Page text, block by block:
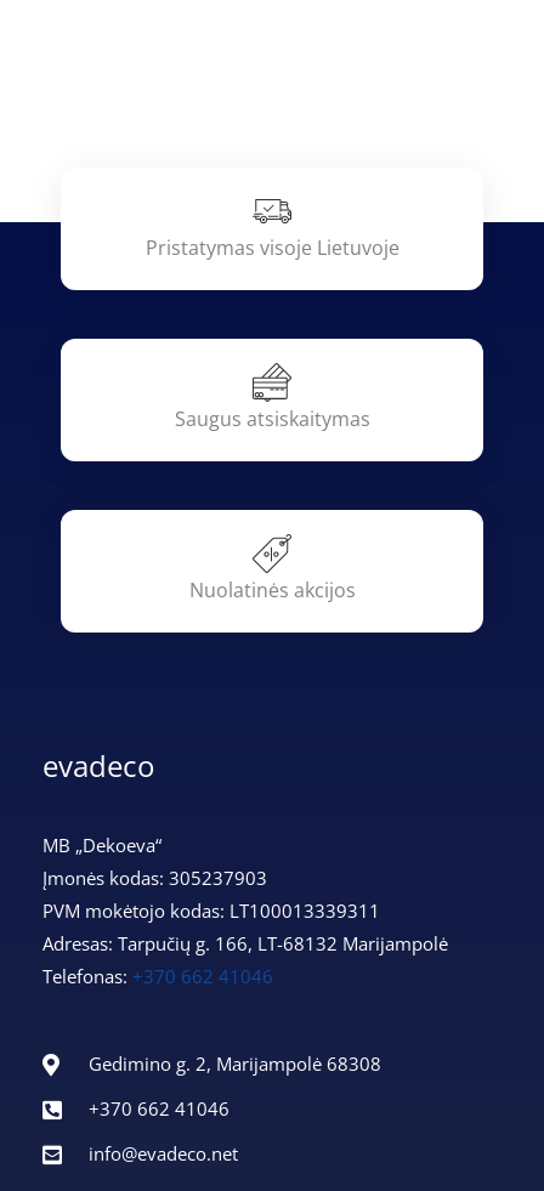
Pristatymas visoje Lietuvoje
Saugus atsiskaitymas
Nuolatinės akcijos
evadeco
MB „Dekoeva“
Įmonės kodas: 305237903
PVM mokėtojo kodas: LT100013339311
Adresas: Tarpučių g. 166, LT-68132 Marijampolė
Telefonas: +370 662 41046
Gedimino g. 2, Marijampolė 68308
+370 662 41046
info@evadeco.net